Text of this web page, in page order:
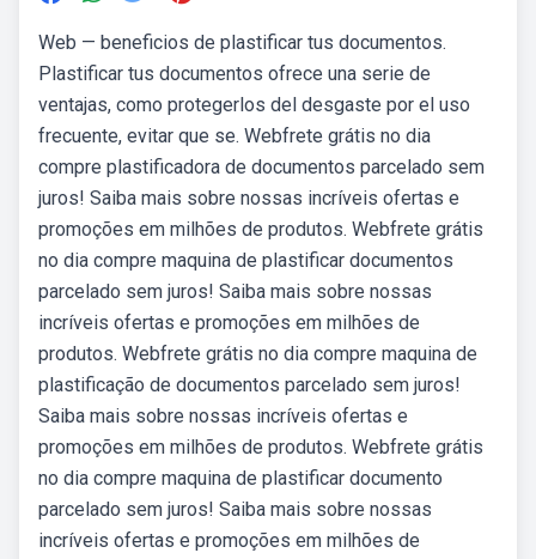
Web — beneficios de plastificar tus documentos.
Plastificar tus documentos ofrece una serie de
ventajas, como protegerlos del desgaste por el uso
frecuente, evitar que se. Webfrete grátis no dia
compre plastificadora de documentos parcelado sem
juros! Saiba mais sobre nossas incríveis ofertas e
promoções em milhões de produtos. Webfrete grátis
no dia compre maquina de plastificar documentos
parcelado sem juros! Saiba mais sobre nossas
incríveis ofertas e promoções em milhões de
produtos. Webfrete grátis no dia compre maquina de
plastificação de documentos parcelado sem juros!
Saiba mais sobre nossas incríveis ofertas e
promoções em milhões de produtos. Webfrete grátis
no dia compre maquina de plastificar documento
parcelado sem juros! Saiba mais sobre nossas
incríveis ofertas e promoções em milhões de